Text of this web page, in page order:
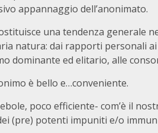
appannaggio dell’anonimato.
una tendenza generale
natura: dai rapporti personali
dominante ed elitario, alle
è bello e…conveniente.
poco efficiente- com’è il
(pre) potenti impuniti e/o